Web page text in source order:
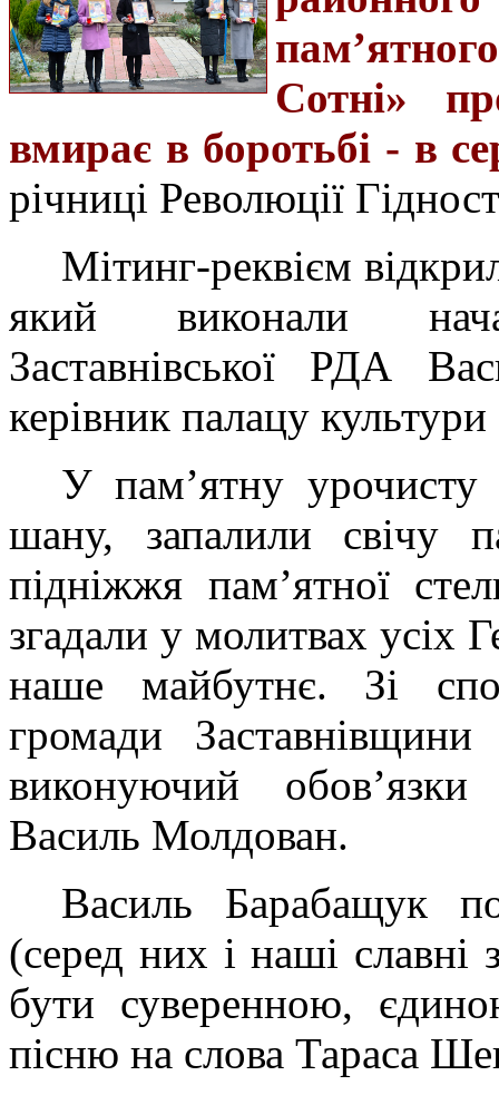
Сотні»
вмирає в боротьбі - в
річниці Революції
Мітинг-реквієм
який виконали
Заставнівської РДА
керівник палацу
У пам’ятну урочисту
шану, запалили свічу
підніжжя пам’ятної
згадали у молитвах усіх
наше майбутнє. Зі
громади
виконуючий
Василь Молдован.
Василь Барабащук
(серед них і наші
бути суверенною,
пісню на слова Тараса